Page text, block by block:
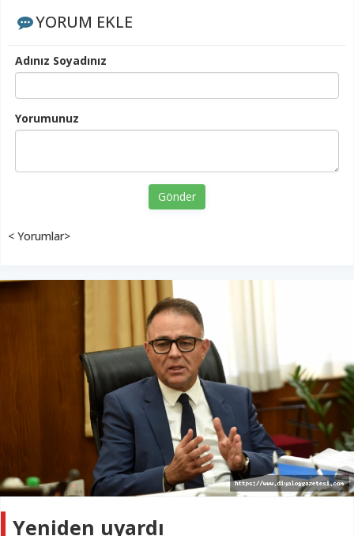
YORUM EKLE
Adınız Soyadınız
Yorumunuz
Gönder
< Yorumlar>
Yeniden uyardı